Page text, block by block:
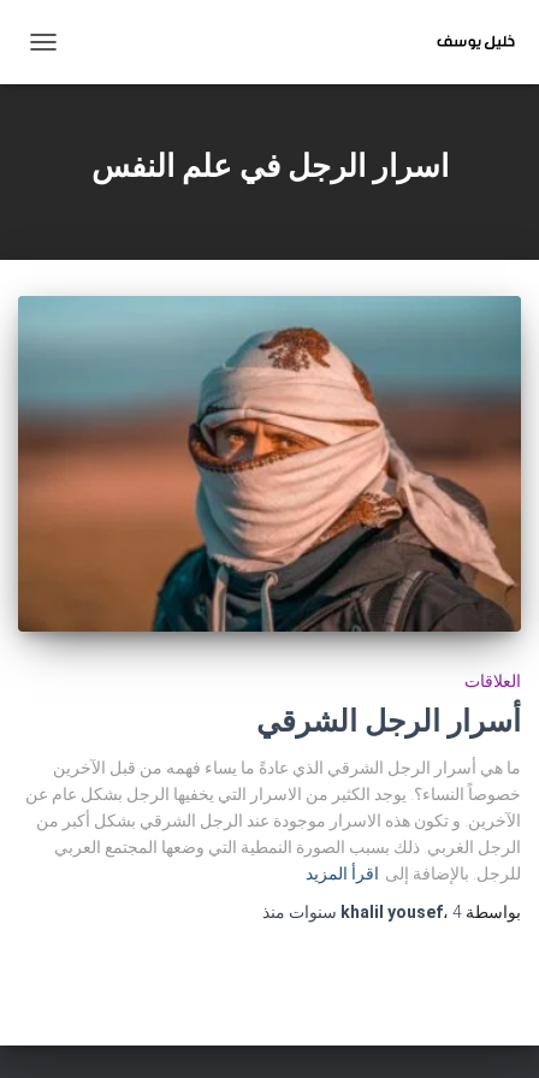
التنقل
اسرار الرجل في علم النفس
العلاقات
أسرار الرجل الشرقي
ما هي أسرار الرجل الشرقي الذي عادةً ما يساء فهمه من قبل الآخرين
خصوصاً النساء؟. يوجد الكثير من الاسرار التي يخفيها الرجل بشكل عام عن
الآخرين. و تكون هذه الاسرار موجودة عند الرجل الشرقي بشكل أكبر من
الرجل الغربي. ذلك بسبب الصورة النمطية التي وضعها المجتمع العربي
للرجل. بالإضافة إلى اقرأ المزيد
بواسطة
khalil yousef، 4 سنوات منذ